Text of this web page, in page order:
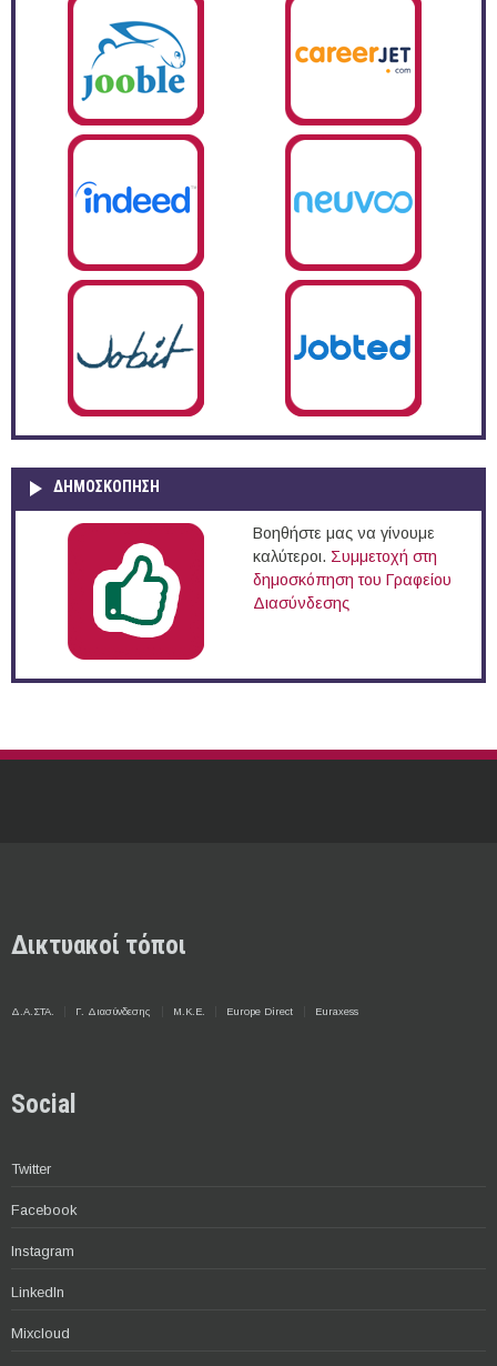
ΔΗΜΟΣΚΌΠΗΣΗ
Βοηθήστε μας να γίνουμε
καλύτεροι. Συμμετοχή στη
δημοσκόπηση του Γραφείου
Διασύνδεσης
Δικτυακοί τόποι
Δ.Α.ΣΤΑ. Γ. Διασύνδεσης Μ.Κ.Ε. Europe Direct Euraxess
Social
Twitter
Facebook
Instagram
LinkedIn
Mixcloud